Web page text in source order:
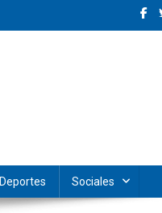
Deportes Sociales